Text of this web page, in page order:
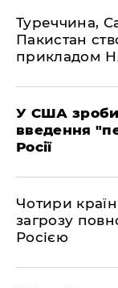
​Туреччина,
Пакистан
прикладом
​У США
введення
Росії
​Чотири
загрозу
Росією